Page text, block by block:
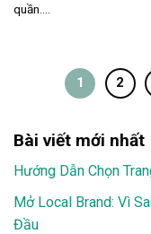
quần....
1 2
Bài viết mới nhất
Hướng Dẫn Chọn
Mở Local Brand: Vì
Đầu